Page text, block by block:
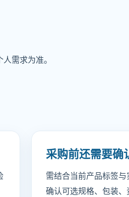
需求为准。
采购前还需要确
需结合当前产品标签
确认可选规格、包装